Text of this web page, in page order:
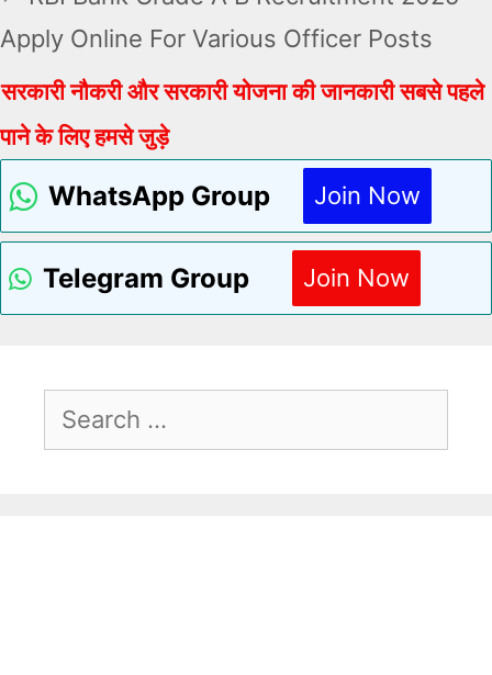
Apply Online For Various Officer Posts
सरकारी नौकरी और सरकारी योजना की जानकारी सबसे पहले
पाने के लिए हमसे जुड़े
WhatsApp Group Join Now
Telegram Group Join Now
Search